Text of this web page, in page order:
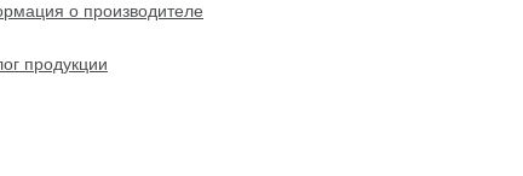
о производителе
продукции